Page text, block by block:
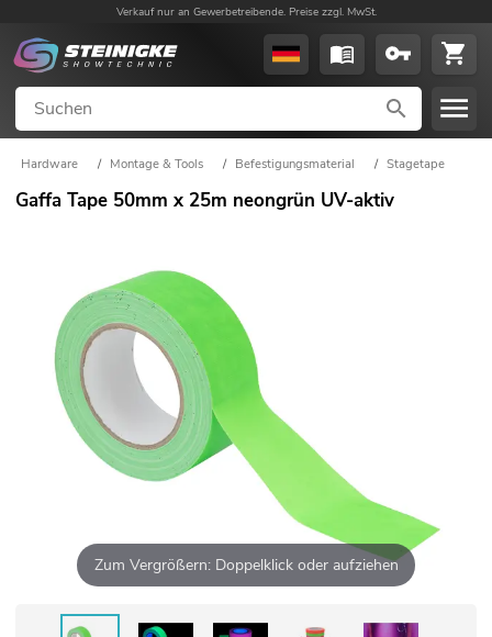
Verkauf nur an Gewerbetreibende. Preise zzgl. MwSt.
Hardware / Montage & Tools / Befestigungsmaterial / Stagetape
Gaffa Tape 50mm x 25m neongrün UV-aktiv
Zum Vergrößern: Doppelklick oder aufziehen